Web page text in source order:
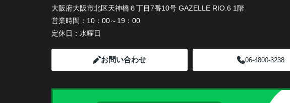
大阪府大阪市北区天神橋６丁目7番10号 GAZELLE RIO.6 1階
営業時間： 10：00～19：00
定休日： 水曜日
お問い合わせ 06-4800-3238